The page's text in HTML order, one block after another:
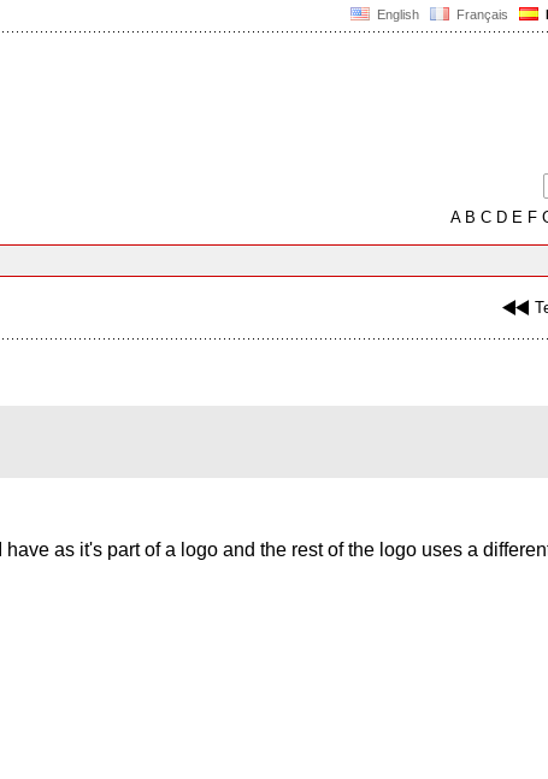
English Français
AB C D E F
as it's part of a logo and the rest of the logo uses a